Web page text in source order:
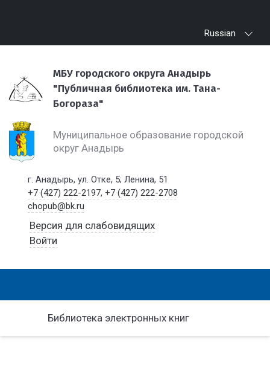
Russian
МБУ городского округа Анадырь
"Публичная библиотека им. Тана-
Богораза"
Муниципальное образование городской
округ Анадырь
г. Анадырь, ул. Отке, 5; Ленина, 51
+7 (427) 222-2197,+7 (427) 222-2708
chopub@bk.ru
Версия для слабовидящих
Войти
Библиотека электронных книг